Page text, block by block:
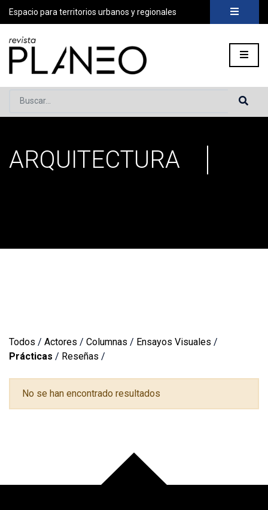
Espacio para territorios urbanos y regionales
Buscar...
Portada»arquitectura
ARQUITECTURA
Todos / Actores / Columnas / Ensayos Visuales /
Prácticas / Reseñas /
No se han encontrado resultados